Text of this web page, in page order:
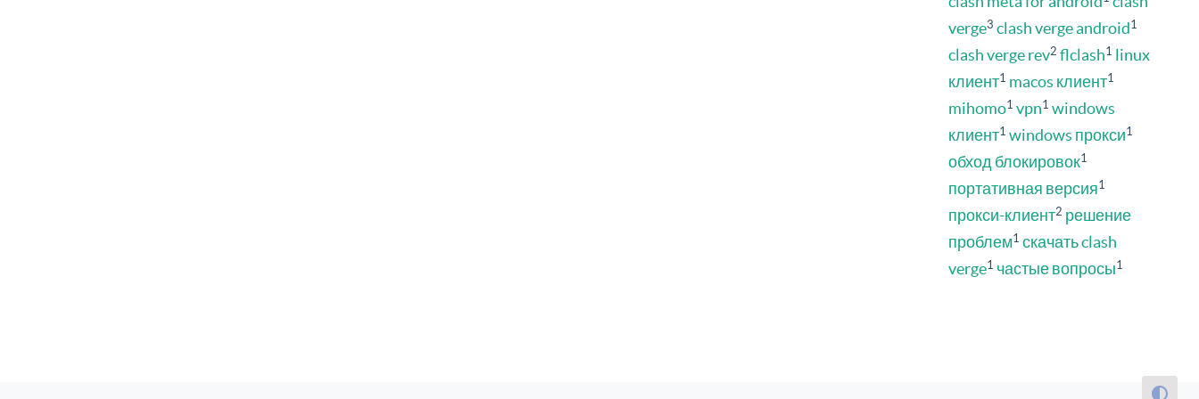
verge3 clash verge android1
clash verge rev2 flclash1 linux
клиент1 macos клиент1
mihomo1 vpn1 windows
клиент1 windows прокси1
обход блокировок1
портативная версия1
прокси-клиент2 решение
проблем1 скачать clash
verge1 частые вопросы1